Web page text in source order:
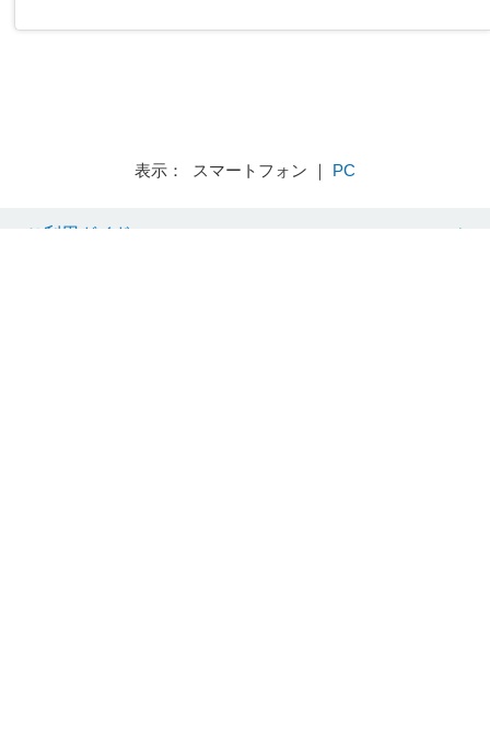
表示： スマートフォン ｜ PC
ご利用ガイド